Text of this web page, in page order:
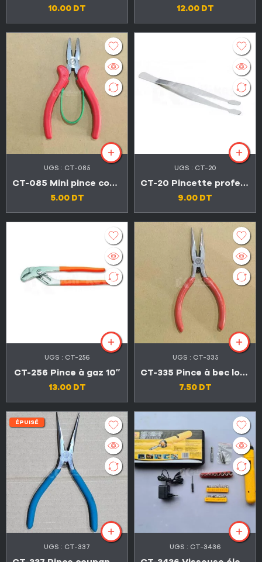
10.00 DT
12.00 DT
UGS : CT-085
CT-085 Mini pince combinée 5″
5.00 DT
UGS : CT-20
CT-20 Pincette professionnel plate en acier inoxydable
9.00 DT
UGS : CT-256
CT-256 Pince à gaz 10″
13.00 DT
UGS : CT-335
CT-335 Pince à bec long 5″
7.50 DT
ÉPUISÉ
UGS : CT-337 UGS : CT-3436